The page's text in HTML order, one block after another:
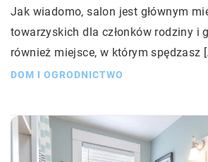
Jak wiadomo, salon jest głównym
towarzyskich dla członków rodziny i
również miejsce, w którym spędzasz
DOM I OGRODNICTWO